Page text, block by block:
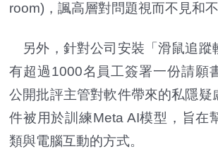
room)，諷高層對問題視而不見和不
另外，針對公司安裝「滑鼠追蹤
有超過1000名員工簽署一份請願
公開批評主管對軟件帶來的私隱疑
件被用於訓練Meta AI模型，旨在
類與電腦互動的方式。